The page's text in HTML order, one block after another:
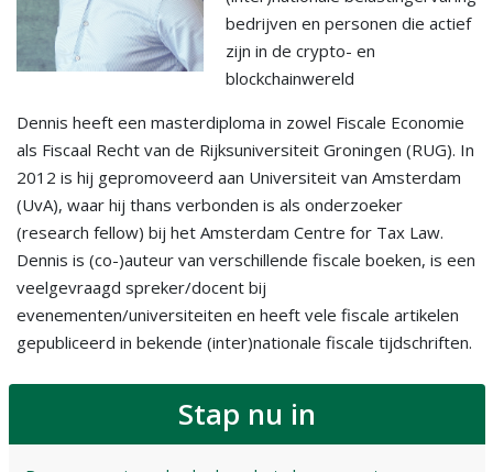
bedrijven en personen die actief
zijn in de crypto- en
blockchainwereld
Dennis heeft een masterdiploma in zowel Fiscale Economie
als Fiscaal Recht van de Rijksuniversiteit Groningen (RUG). In
2012 is hij gepromoveerd aan Universiteit van Amsterdam
(UvA), waar hij thans verbonden is als onderzoeker
(research fellow) bij het Amsterdam Centre for Tax Law.
Dennis is (co-)auteur van verschillende fiscale boeken, is een
veelgevraagd spreker/docent bij
evenementen/universiteiten en heeft vele fiscale artikelen
gepubliceerd in bekende (inter)nationale fiscale tijdschriften.
Stap nu in